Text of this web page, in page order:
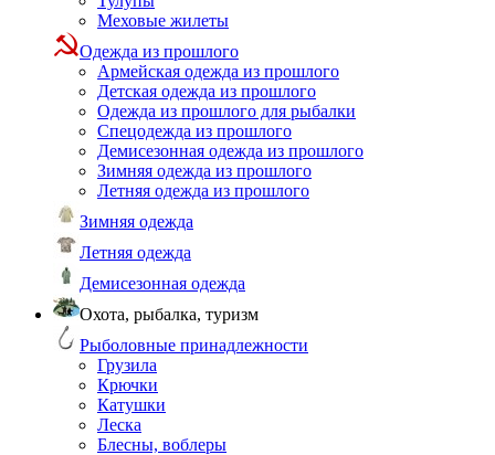
Меховые жилеты
Одежда из прошлого
Армейская одежда из прошлого
Детская одежда из прошлого
Одежда из прошлого для рыбалки
Спецодежда из прошлого
Демисезонная одежда из прошлого
Зимняя одежда из прошлого
Летняя одежда из прошлого
Зимняя одежда
Летняя одежда
Демисезонная одежда
Охота, рыбалка, туризм
Рыболовные принадлежности
Грузила
Крючки
Катушки
Леска
Блесны, воблеры